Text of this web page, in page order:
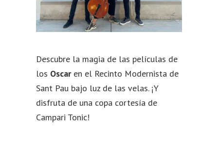
Descubre la magia de las películas de
los Oscaren el Recinto Modernista de
Sant Pau bajo luz de las velas. ¡Y
disfruta de una copa cortesía de
Campari Tonic!